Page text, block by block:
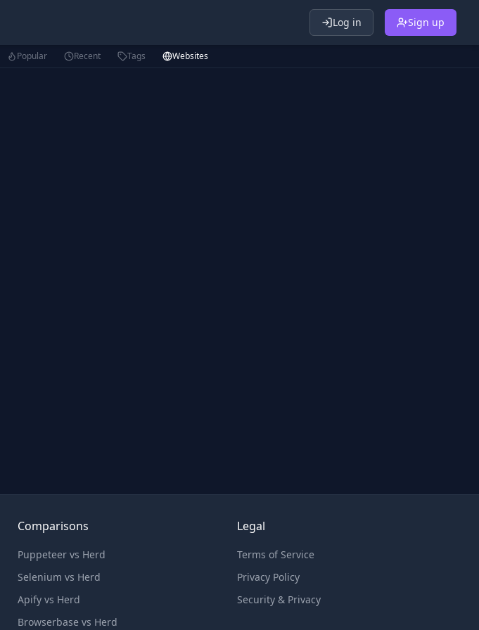
Log in Sign up
Popular Recent Tags Websites
Comparisons
Puppeteer vs Herd
Selenium vs Herd
Apify vs Herd
Browserbase vs Herd
Legal
Terms of Service
Privacy Policy
Security & Privacy